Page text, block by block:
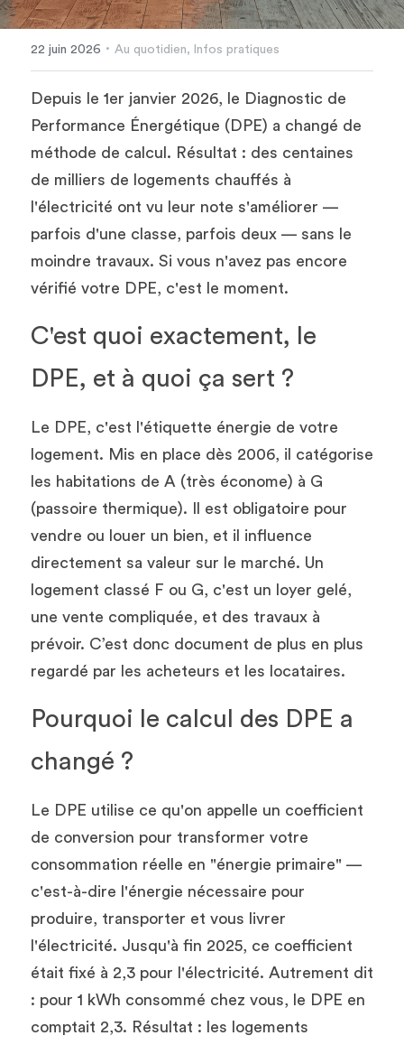
22 juin 2026 · Au quotidien, Infos pratiques
Depuis le 1er janvier 2026, le Diagnostic de
Performance Énergétique (DPE) a changé de
méthode de calcul. Résultat : des centaines
de milliers de logements chauffés à
l'électricité ont vu leur note s'améliorer —
parfois d'une classe, parfois deux — sans le
moindre travaux. Si vous n'avez pas encore
vérifié votre DPE, c'est le moment.
C'est quoi exactement, le
DPE, et à quoi ça sert ?
Le DPE, c'est l'étiquette énergie de votre
logement. Mis en place dès 2006, il catégorise
les habitations de A (très économe) à G
(passoire thermique). Il est obligatoire pour
vendre ou louer un bien, et il influence
directement sa valeur sur le marché. Un
logement classé F ou G, c'est un loyer gelé,
une vente compliquée, et des travaux à
prévoir. C’est donc document de plus en plus
regardé par les acheteurs et les locataires.
Pourquoi le calcul des DPE a
changé ?
Le DPE utilise ce qu'on appelle un coefficient
de conversion pour transformer votre
consommation réelle en "énergie primaire" —
c'est-à-dire l'énergie nécessaire pour
produire, transporter et vous livrer
l'électricité. Jusqu'à fin 2025, ce coefficient
était fixé à 2,3 pour l'électricité. Autrement dit
: pour 1 kWh consommé chez vous, le DPE en
comptait 2,3. Résultat : les logements